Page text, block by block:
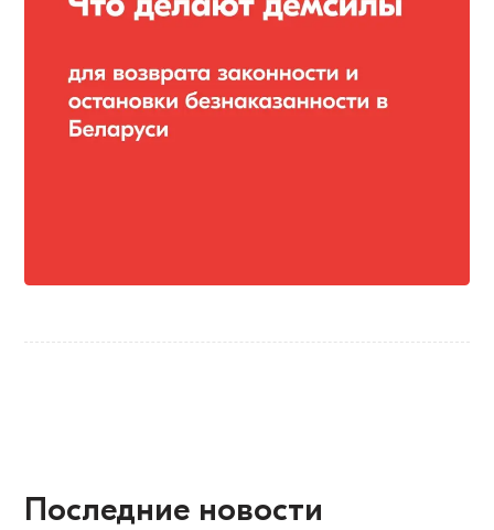
Последние новости